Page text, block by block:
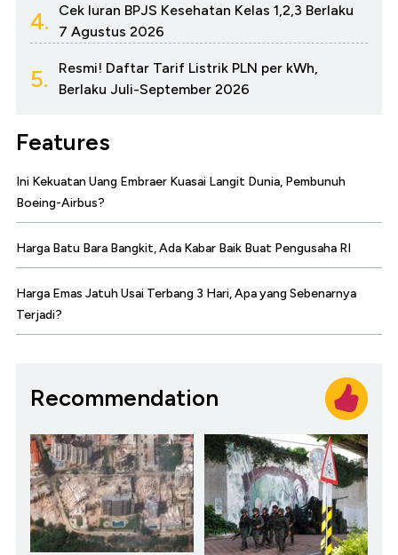
4.
Cek Iuran BPJS Kesehatan Kelas 1,2,3 Berlaku
7 Agustus 2026
5.
Resmi! Daftar Tarif Listrik PLN per kWh,
Berlaku Juli-September 2026
Features
Ini Kekuatan Uang Embraer Kuasai Langit Dunia, Pembunuh
Boeing-Airbus?
Harga Batu Bara Bangkit, Ada Kabar Baik Buat Pengusaha RI
Harga Emas Jatuh Usai Terbang 3 Hari, Apa yang Sebenarnya
Terjadi?
Recommendation